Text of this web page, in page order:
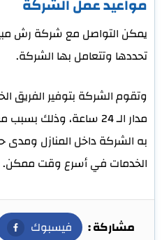
يمكن التواصل مع شركة رش
تحددها وتتعامل بها الشركة.
وتقوم الشركة بتوفير الفريق
مدار الـ 24 ساعة، وذلك
به الشركة داخل المنازل ومدى
الخدمات في أسرع وقت ممكن.
مشاركة : فيسبوك